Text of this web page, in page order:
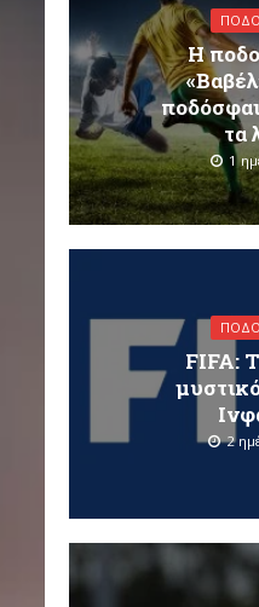
Η
τα
1
FIFA:
2